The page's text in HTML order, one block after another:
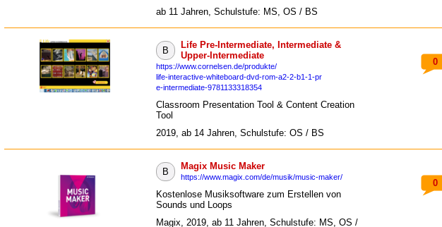
ab 11 Jahren, Schulstufe: MS, OS / BS
B
Life Pre-Intermediate, Intermediate &
Upper-Intermediate
https://www.cornelsen.de/produkte/
life-interactive-whiteboard-dvd-rom-a2-2-b1-1-pr
e-intermediate-9781133318354
Classroom Presentation Tool & Content Creation
Tool
2019, ab 14 Jahren, Schulstufe: OS / BS
0
B
Magix Music Maker
https://www.magix.com/de/musik/music-maker/
Kostenlose Musiksoftware zum Erstellen von
Sounds und Loops
Magix, 2019, ab 11 Jahren, Schulstufe: MS, OS /
0